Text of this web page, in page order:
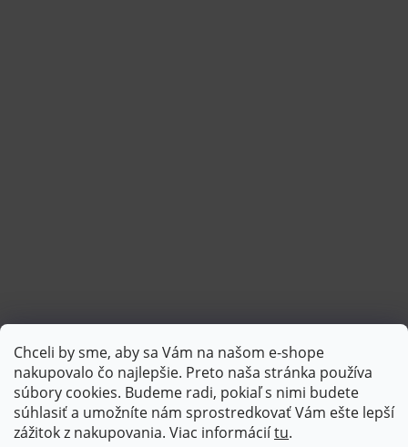
Chceli by sme, aby sa Vám na našom e-shope
nakupovalo čo najlepšie. Preto naša stránka používa
súbory cookies. Budeme radi, pokiaľ s nimi budete
súhlasiť a umožníte nám sprostredkovať Vám ešte lepší
zážitok z nakupovania. Viac informáciítu.
Sledovať na Instagrame